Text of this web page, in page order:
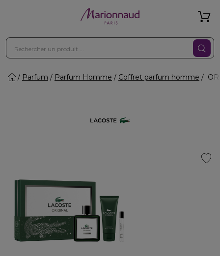
Parfum Parfum Homme Coffret parfum homme